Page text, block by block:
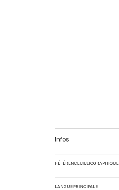
Infos
RÉFÉRENCE BIBLIOGRAPHIQUE
LANGUE PRINCIPALE